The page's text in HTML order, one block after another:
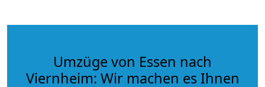
Umzüge von Essen nach
Viernheim: Wir machen es Ihnen